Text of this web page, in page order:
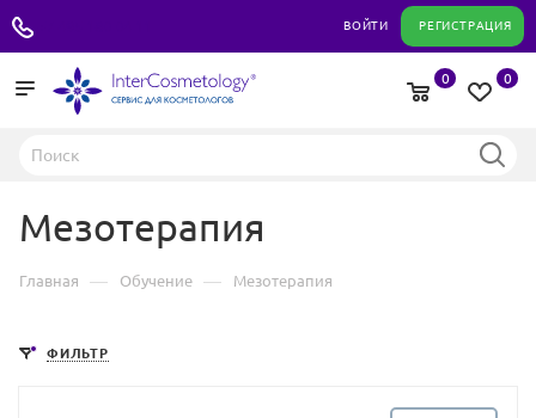
ВОЙТИ РЕГИСТРАЦИЯ
0
0
Мезотерапия
Главная — Обучение — Мезотерапия
ФИЛЬТР